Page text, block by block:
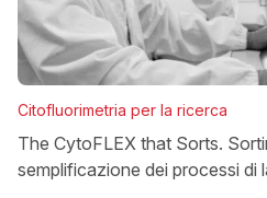
Citofluorimetria per la ricerca
The CytoFLEX that Sorts.
semplificazione dei processi di